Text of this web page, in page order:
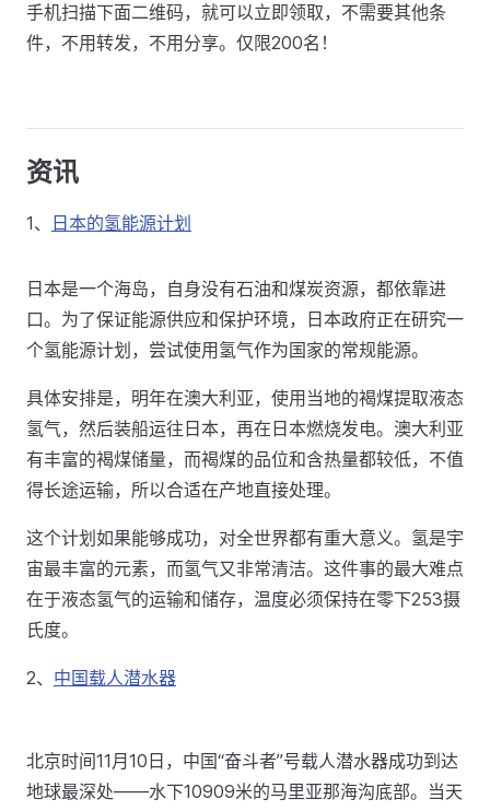
手机扫描下面二维码，就可以立即领取，不需要其他条
件，不用转发，不用分享。仅限200名！
资讯
1、 日本的氢能源计划
日本是一个海岛，自身没有石油和煤炭资源，都依靠进
口。为了保证能源供应和保护环境，日本政府正在研究一
个氢能源计划，尝试使用氢气作为国家的常规能源。
具体安排是，明年在澳大利亚，使用当地的褐煤提取液态
氢气，然后装船运往日本，再在日本燃烧发电。澳大利亚
有丰富的褐煤储量，而褐煤的品位和含热量都较低，不值
得长途运输，所以合适在产地直接处理。
这个计划如果能够成功，对全世界都有重大意义。氢是宇
宙最丰富的元素，而氢气又非常清洁。这件事的最大难点
在于液态氢气的运输和储存，温度必须保持在零下253摄
氏度。
2、 中国载人潜水器
北京时间11月10日，中国“奋斗者”号载人潜水器成功到达
地球最深处——水下10909米的马里亚那海沟底部。当天